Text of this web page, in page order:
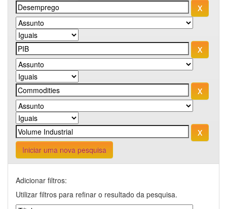
Iniciar uma nova pesquisa
Adicionar filtros:
Utilizar filtros para refinar o resultado da pesquisa.